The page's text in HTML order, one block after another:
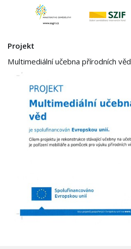
Projekt
Multimediální učebna přírodních věd